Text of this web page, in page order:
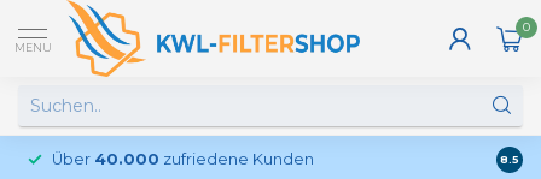
MENU
0
Über 40.000 zufriedene Kunden 8.5